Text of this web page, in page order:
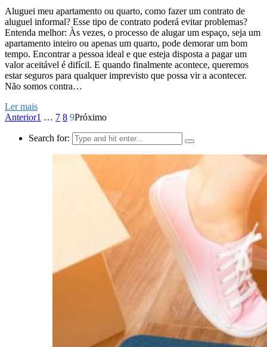
Aluguei meu apartamento ou quarto, como fazer um contrato de
aluguel informal? Esse tipo de contrato poderá evitar problemas?
Entenda melhor: Às vezes, o processo de alugar um espaço, seja um
apartamento inteiro ou apenas um quarto, pode demorar um bom
tempo. Encontrar a pessoa ideal e que esteja disposta a pagar um
valor aceitável é difícil. E quando finalmente acontece, queremos
estar seguros para qualquer imprevisto que possa vir a acontecer.
Não somos contra…
Ler mais
Anterior1 … 7 8 9Próximo
Search for: